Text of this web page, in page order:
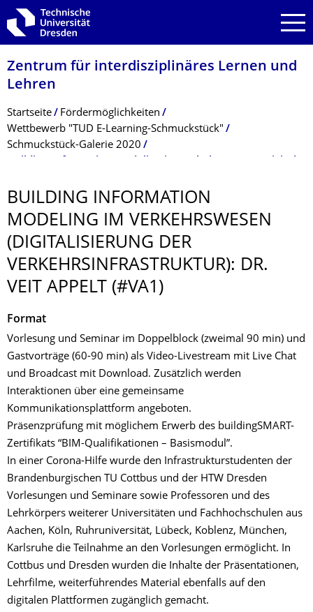
Zur Hauptnavigation springen
Zur Suche springen
Zum Inhalt springen
Zentrum für interdisziplinäres Lernen und
Lehren
Breadcrumb-Menü
Startseite
Fördermöglichkeiten
Wettbewerb "TUD E-Learning-Schmuckstück"
Schmuckstück-Galerie 2020
BUILDING INFORMATION
MODELING IM VERKEHRSWESEN
(DIGITALISIERUNG DER
VERKEHRSINFRAS­TRUKTUR): DR.
VEIT APPELT (#VA1)
Format
Vorlesung und Seminar im Doppelblock (zweimal 90 min) und
Gastvorträge (60-90 min) als Video-Livestream mit Live Chat
und Broadcast mit Download. Zusätzlich werden
Interaktionen über eine gemeinsame
Kommunikationsplattform angeboten.
Präsenzprüfung mit möglichem Erwerb des buildingSMART-
Zertifikats “BIM-Qualifikationen – Basismodul”.
In einer Corona-Hilfe wurde den Infrastrukturstudenten der
Brandenburgischen TU Cottbus und der HTW Dresden
Vorlesungen und Seminare sowie Professoren und des
Lehrkörpers weiterer Universitäten und Fachhochschulen aus
Aachen, Köln, Ruhruniversität, Lübeck, Koblenz, München,
Karlsruhe die Teilnahme an den Vorlesungen ermöglicht. In
Cottbus und Dresden wurden die Inhalte der Präsentationen,
Lehrfilme, weiterführendes Material ebenfalls auf den
digitalen Plattformen zugänglich gemacht.